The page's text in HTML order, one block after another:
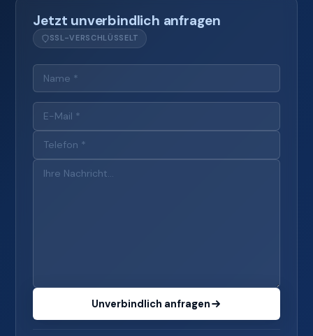
Jetzt unverbindlich anfragen
SSL-VERSCHLÜSSELT
Unverbindlich anfragen